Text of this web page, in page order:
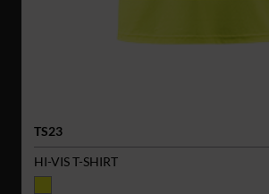
TS23
HI-VIS T-SHIRT